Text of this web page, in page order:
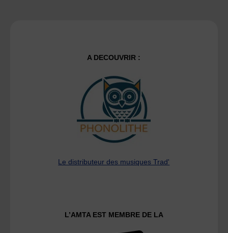
A DECOUVRIR :
Le distributeur des musiques Trad'
L’AMTA EST MEMBRE DE LA